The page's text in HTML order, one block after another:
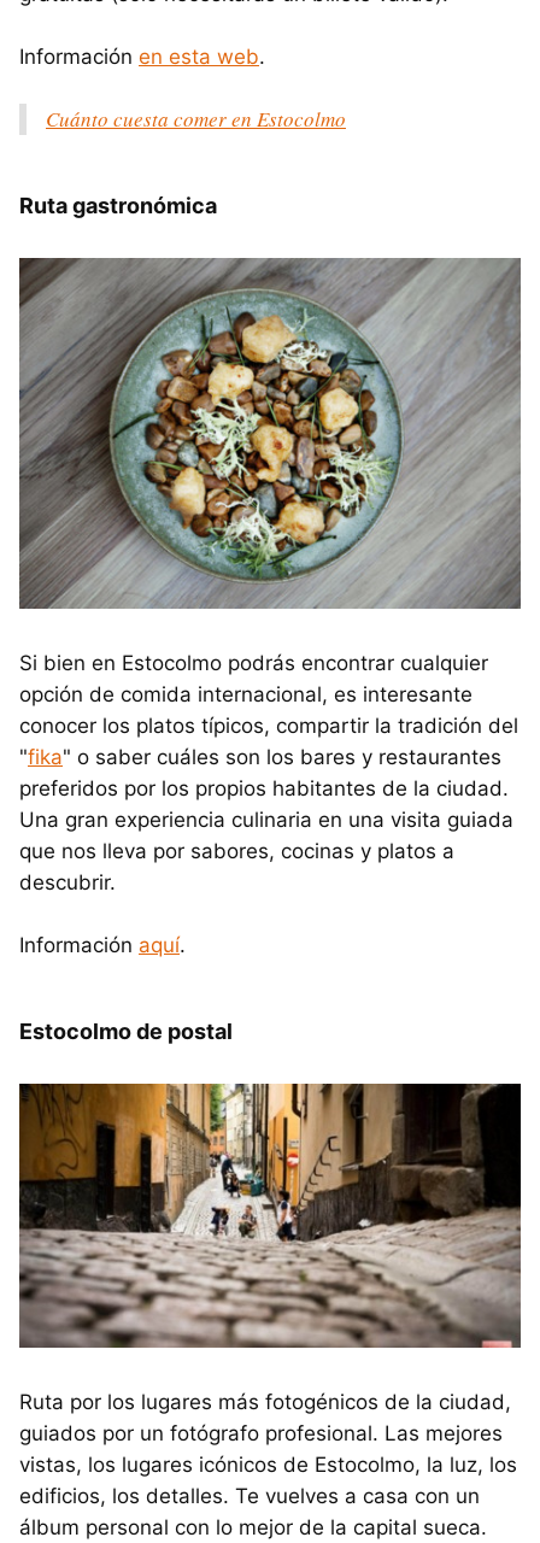
Información en esta web.
Cuánto cuesta comer en Estocolmo
Ruta gastronómica
Si bien en Estocolmo podrás encontrar cualquier
opción de comida internacional, es interesante
conocer los platos típicos, compartir la tradición del
"fika" o saber cuáles son los bares y restaurantes
preferidos por los propios habitantes de la ciudad.
Una gran experiencia culinaria en una visita guiada
que nos lleva por sabores, cocinas y platos a
descubrir.
Información aquí.
Estocolmo de postal
Ruta por los lugares más fotogénicos de la ciudad,
guiados por un fotógrafo profesional. Las mejores
vistas, los lugares icónicos de Estocolmo, la luz, los
edificios, los detalles. Te vuelves a casa con un
álbum personal con lo mejor de la capital sueca.